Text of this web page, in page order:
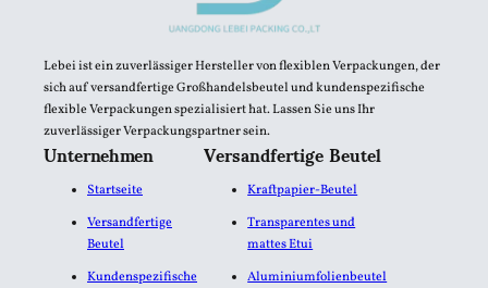
Lebei ist ein zuverlässiger Hersteller von flexiblen Verpackungen, der
sich auf versandfertige Großhandelsbeutel und kundenspezifische
flexible Verpackungen spezialisiert hat. Lassen Sie uns Ihr
zuverlässiger Verpackungspartner sein.
Unternehmen
Startseite
Versandfertige
Beutel
Kundenspezifische
Versandfertige Beutel
Kraftpapier-Beutel
Transparentes und
mattes Etui
Aluminiumfolienbeutel​